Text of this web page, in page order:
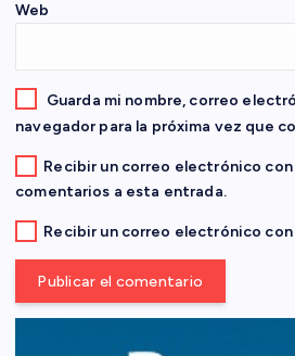
r
a
d
a
s
Web
Guarda mi nombre, correo
navegador para la próxima vez que
Recibir un correo electrónico
comentarios a esta entrada.
Recibir un correo electrónico